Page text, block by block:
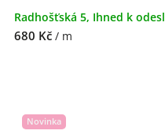
Radhošťská 5, Ihned k
680 Kč / m
Novinka